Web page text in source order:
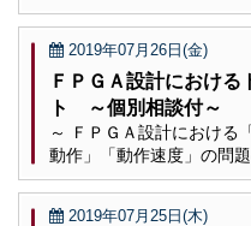
2019年07月26日(金)
ＦＰＧＡ設計におけ
ト ～個別相談付～
～ ＦＰＧＡ設計における
動作」「動作速度」の問
2019年07月25日(木)